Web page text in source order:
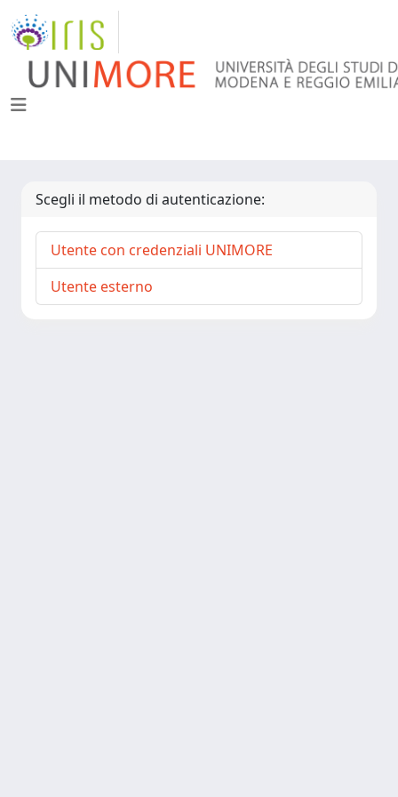
Scegli il metodo di autenticazione:
Utente con credenziali UNIMORE
Utente esterno